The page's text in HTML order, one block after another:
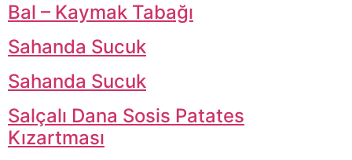
Bal – Kaymak Tabağı
Sahanda Sucuk
Sahanda Sucuk
Salçalı Dana Sosis Patates
Kızartması